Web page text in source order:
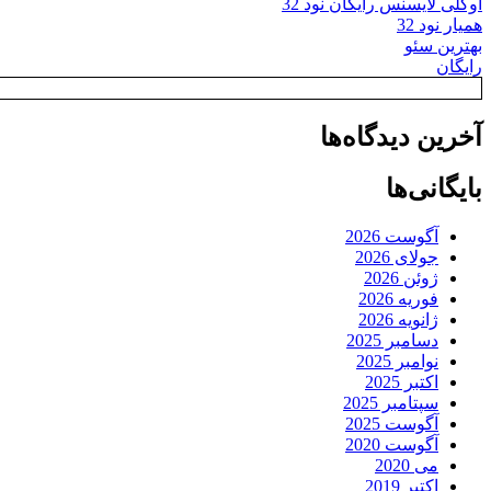
همیار نود 32
بهترین سئو
رایگان
آخرین دیدگاه‌ها
بایگانی‌ها
آگوست 2026
جولای 2026
ژوئن 2026
فوریه 2026
ژانویه 2026
دسامبر 2025
نوامبر 2025
اکتبر 2025
سپتامبر 2025
آگوست 2025
آگوست 2020
می 2020
اکتبر 2019